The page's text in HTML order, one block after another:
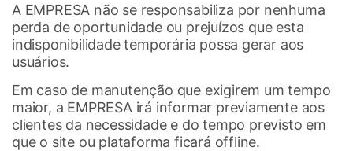
A EMPRESA não se responsabiliza por nenhuma
perda de oportunidade ou prejuízos que esta
indisponibilidade temporária possa gerar aos
usuários.
Em caso de manutenção que exigirem um tempo
maior, a EMPRESA irá informar previamente aos
clientes da necessidade e do tempo previsto em
que o site ou plataforma ficará offline.